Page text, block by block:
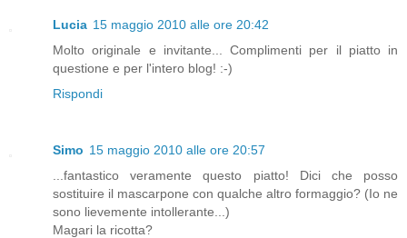
Lucia 15 maggio 2010 alle ore 20:42
Molto originale e invitante... Complimenti per il piatto in
questione e per l'intero blog! :-)
Rispondi
Simo 15 maggio 2010 alle ore 20:57
...fantastico veramente questo piatto! Dici che posso
sostituire il mascarpone con qualche altro formaggio? (Io ne
sono lievemente intollerante...)
Magari la ricotta?